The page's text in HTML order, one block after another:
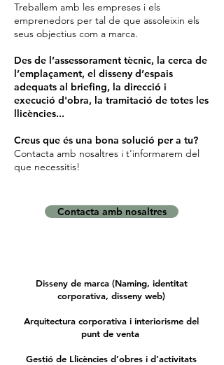
Treballem amb les empreses i els
emprenedors per tal de que assoleixin els
seus objectius com a marca.
Des de l’assessorament tècnic, la cerca de
l’emplaçament, el disseny d’espais
adequats al briefing, la direcció i
execució d'obra, la tramitació de totes les
llicències...
Creus que és una bona solució per a tu?
Contacta amb nosaltres i t'informarem del
que necessitis!
Contacta amb nosaltres
Disseny de marca (Naming, identitat
corporativa, disseny web)
Arquitectura corporativa i interiorisme del
punt de venta
Gestió de Llicències d’obres i d’activitats